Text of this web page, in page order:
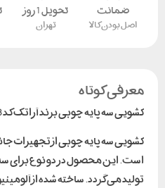
ضمانت
اصل بودن کالا
تحویل 1 روز
تهران
معرفی کوتاه
کشویی سه پایه چوبی برند آراتک کد 2018
کشویی سه پایه چوبی از تجهیزات
است. این محصول در دو نوع برای